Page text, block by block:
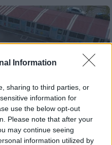
Information
sharing to third parties, or
information for
use the below opt-out
Please note that after your
may continue seeing
information utilized by